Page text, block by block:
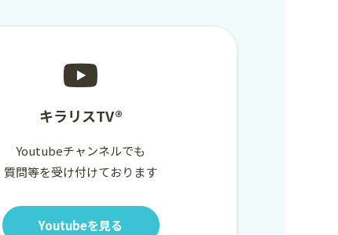
キラリスTV®
Youtubeチャンネルでも
質問等を受け付けております
Youtubeを見る